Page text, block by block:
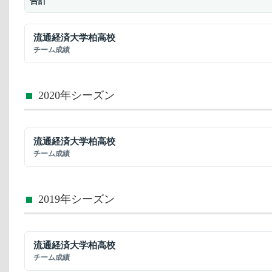
流通経済大学柏高校
チーム成績
2020年シーズン
流通経済大学柏高校
チーム成績
2019年シーズン
流通経済大学柏高校
チーム成績